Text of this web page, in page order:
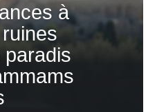
à
paradis